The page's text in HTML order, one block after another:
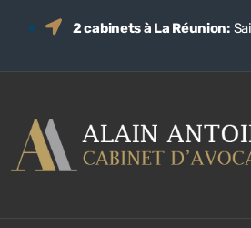
2 cabinets à La Réunion: